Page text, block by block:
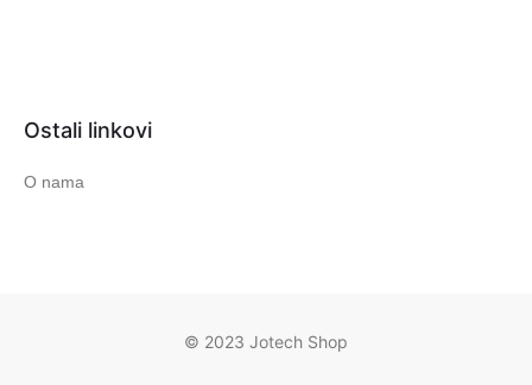
Ostali linkovi
O nama
© 2023 Jotech Shop